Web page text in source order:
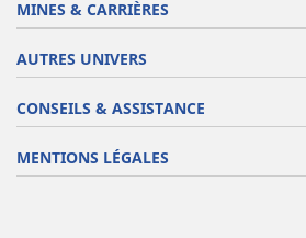
MINES & CARRIÈRES
AUTRES UNIVERS
CONSEILS & ASSISTANCE
MENTIONS LÉGALES